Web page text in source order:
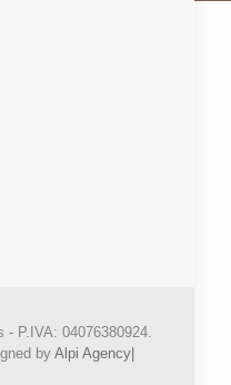
P.IVA: 04076380924.
by Alpi Agency|